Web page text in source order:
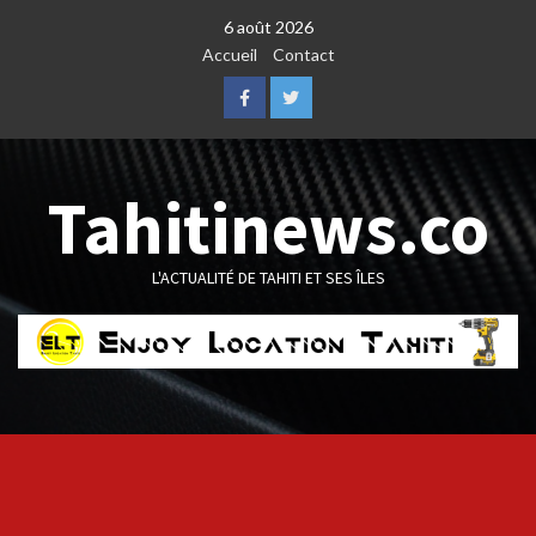
6 août 2026
Accueil
Contact
FacebookTwitter
Tahitinews.co
L'ACTUALITÉ DE TAHITI ET SES ÎLES